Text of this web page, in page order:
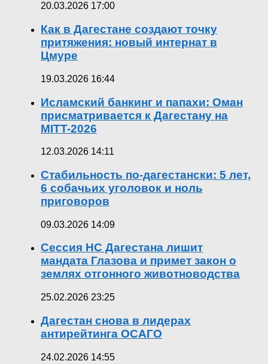
20.03.2026 17:00
Как в Дагестане создают точку
притяжения: новый интернат в
Цмуре
19.03.2026 16:44
Исламский банкинг и папахи: Оман
присматривается к Дагестану на
MITT-2026
12.03.2026 14:11
Стабильность по-дагестански: 5 лет,
6 собачьих уголовок и ноль
приговоров
09.03.2026 14:09
Сессия НС Дагестана лишит
мандата Глазова и примет закон о
землях отгонного животноводства
25.02.2026 23:25
Дагестан снова в лидерах
антирейтинга ОСАГО
24.02.2026 14:55